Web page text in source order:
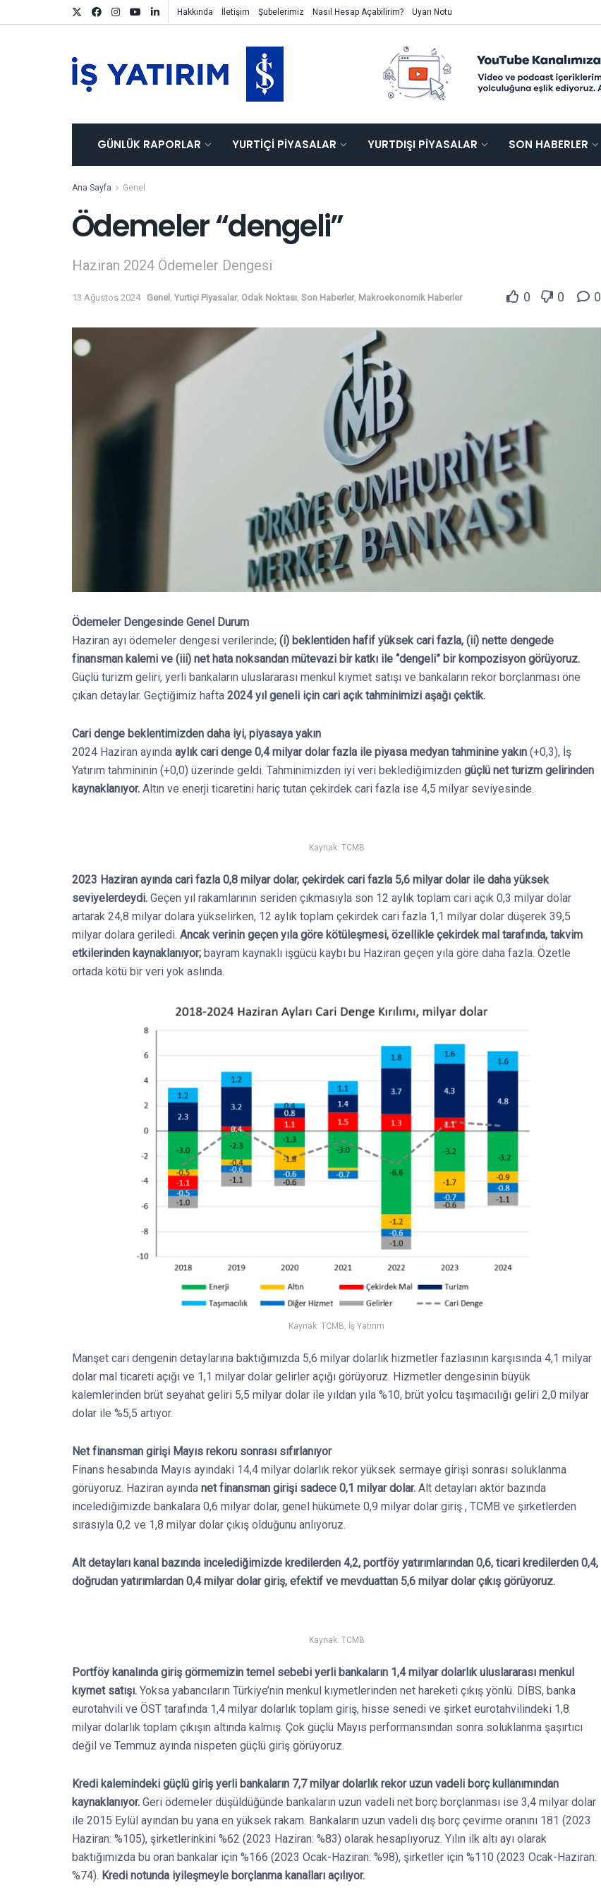
Hakkında İletişim Şubelerimiz Nasıl Hesap Açabilirim? Uyarı Notu
GÜNLÜK RAPORLAR YURTIÇI PIYASALAR YURTDIŞI PIYASALAR SON HABERLER
Ana Sayfa Genel
Ödemeler “dengeli”
Haziran 2024 Ödemeler Dengesi
13 Ağustos 2024 Genel Yurtiçi Piyasalar, Odak Noktası Son Haberler, Makroekonomik Haberler 0 0 0
Ödemeler Dengesinde Genel Durum
Haziran ayı ödemeler dengesi verilerinde; (i) beklentiden hafif yüksek cari fazla, (ii) nette dengede
finansman kalemi ve (iii) net hata noksandan mütevazi bir katkı ile “dengeli” bir kompozisyon görüyoruz.
Güçlü turizm geliri, yerli bankaların uluslararası menkul kıymet satışı ve bankaların rekor borçlanması öne
çıkan detaylar. Geçtiğimiz hafta 2024 yıl geneli için cari açık tahminimizi aşağı çektik.
Cari denge beklentimizden daha iyi, piyasaya yakın
2024 Haziran ayında aylık cari denge 0,4 milyar dolar fazla ile piyasa medyan tahminine yakın (+0,3), İş
Yatırım tahmininin (+0,0) üzerinde geldi. Tahminimizden iyi veri beklediğimizden güçlü net turizm gelirinden
kaynaklanıyor. Altın ve enerji ticaretini hariç tutan çekirdek cari fazla ise 4,5 milyar seviyesinde.
Kaynak: TCMB
2023 Haziran ayında cari fazla 0,8 milyar dolar, çekirdek cari fazla 5,6 milyar dolar ile daha yüksek
seviyelerdeydi. Geçen yıl rakamlarının seriden çıkmasıyla son 12 aylık toplam cari açık 0,3 milyar dolar
artarak 24,8 milyar dolara yükselirken, 12 aylık toplam çekirdek cari fazla 1,1 milyar dolar düşerek 39,5
milyar dolara geriledi. Ancak verinin geçen yıla göre kötüleşmesi, özellikle çekirdek mal tarafında, takvim
etkilerinden kaynaklanıyor; bayram kaynaklı işgücü kaybı bu Haziran geçen yıla göre daha fazla. Özetle
ortada kötü bir veri yok aslında.
Kaynak: TCMB, İş Yatırım
Manşet cari dengenin detaylarına baktığımızda 5,6 milyar dolarlık hizmetler fazlasının karşısında 4,1 milyar
dolar mal ticareti açığı ve 1,1 milyar dolar gelirler açığı görüyoruz. Hizmetler dengesinin büyük
kalemlerinden brüt seyahat geliri 5,5 milyar dolar ile yıldan yıla %10, brüt yolcu taşımacılığı geliri 2,0 milyar
dolar ile %5,5 artıyor.
Net finansman girişi Mayıs rekoru sonrası sıfırlanıyor
Finans hesabında Mayıs ayındaki 14,4 milyar dolarlık rekor yüksek sermaye girişi sonrası soluklanma
görüyoruz. Haziran ayında net finansman girişi sadece 0,1 milyar dolar. Alt detayları aktör bazında
incelediğimizde bankalara 0,6 milyar dolar, genel hükümete 0,9 milyar dolar giriş , TCMB ve şirketlerden
sırasıyla 0,2 ve 1,8 milyar dolar çıkış olduğunu anlıyoruz.
Alt detayları kanal bazında incelediğimizde kredilerden 4,2, portföy yatırımlarından 0,6, ticari kredilerden 0,4,
doğrudan yatırımlardan 0,4 milyar dolar giriş, efektif ve mevduattan 5,6 milyar dolar çıkış görüyoruz.
Kaynak: TCMB
Portföy kanalında giriş görmemizin temel sebebi yerli bankaların 1,4 milyar dolarlık uluslararası menkul
kıymet satışı. Yoksa yabancıların Türkiye’nin menkul kıymetlerinden net hareketi çıkış yönlü. DİBS, banka
eurotahvili ve ÖST tarafında 1,4 milyar dolarlık toplam giriş, hisse senedi ve şirket eurotahvilindeki 1,8
milyar dolarlık toplam çıkışın altında kalmış. Çok güçlü Mayıs performansından sonra soluklanma şaşırtıcı
değil ve Temmuz ayında nispeten güçlü giriş görüyoruz.
Kredi kalemindeki güçlü giriş yerli bankaların 7,7 milyar dolarlık rekor uzun vadeli borç kullanımından
kaynaklanıyor. Geri ödemeler düşüldüğünde bankaların uzun vadeli net borç borçlanması ise 3,4 milyar dolar
ile 2015 Eylül ayından bu yana en yüksek rakam. Bankaların uzun vadeli dış borç çevirme oranını 181 (2023
Haziran: %105), şirketlerinkini %62 (2023 Haziran: %83) olarak hesaplıyoruz. Yılın ilk altı ayı olarak
baktığımızda bu oran bankalar için %166 (2023 Ocak-Haziran: %98), şirketler için %110 (2023 Ocak-Haziran:
%74). Kredi notunda iyileşmeyle borçlanma kanalları açılıyor.